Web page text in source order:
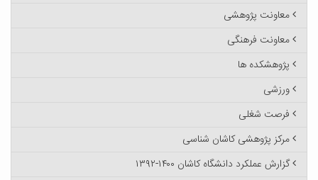
معاونت پژوهشی
معاونت فرهنگی
پژوهشکده ها
ورزشی
فرصت شغلی
مرکز پژوهشی کاشان شناسی
گزارش عملکرد دانشگاه کاشان ۱۴۰۰-۱۳۹۲